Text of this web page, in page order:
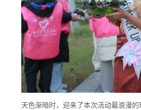
天色渐暗时，迎来了本次活动最浪漫